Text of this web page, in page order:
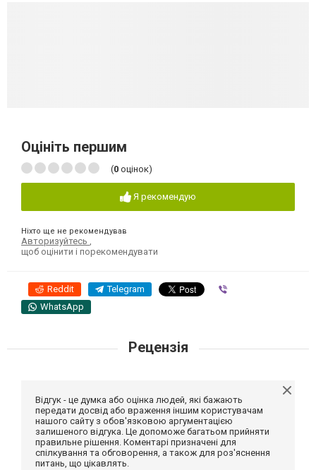
Оцініть першим
(0 оцінок)
Я рекомендую
Ніхто ще не рекомендував
Авторизуйтесь ,
щоб оцінити і порекомендувати
Reddit Telegram
WhatsApp
Рецензія
Відгук - це думка або оцінка людей, які бажають
передати досвід або враження іншим користувачам
нашого сайту з обов'язковою аргументацією
залишеного відгука. Це допоможе багатьом прийняти
правильне рішення. Коментарі призначені для
спілкування та обговорення, а також для роз'яснення
питань, що цікавлять.